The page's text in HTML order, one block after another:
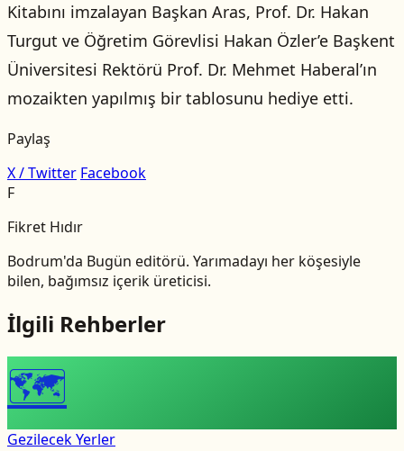
Kitabını imzalayan Başkan Aras, Prof. Dr. Hakan
Turgut ve Öğretim Görevlisi Hakan Özler’e Başkent
Üniversitesi Rektörü Prof. Dr. Mehmet Haberal’ın
mozaikten yapılmış bir tablosunu hediye etti.
Paylaş
X / Twitter Facebook
F
Fikret Hıdır
Bodrum'da Bugün editörü. Yarımadayı her köşesiyle
bilen, bağımsız içerik üreticisi.
İlgili Rehberler
🗺
Gezilecek Yerler